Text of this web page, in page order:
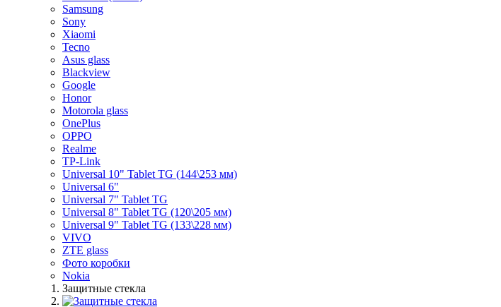
Samsung
Sony
Xiaomi
Tecno
Asus glass
Blackview
Google
Honor
Motorola glass
OnePlus
OPPO
Realme
TP-Link
Universal 10" Tablet TG (144\253 мм)
Universal 6"
Universal 7" Tablet TG
Universal 8" Tablet TG (120\205 мм)
Universal 9" Tablet TG (133\228 мм)
VIVO
ZTE glass
Фото коробки
Nokia
Защитные стекла